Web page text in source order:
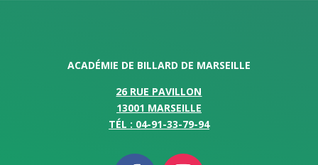
ACADÉMIE DE BILLARD DE MARSEILLE
26 RUE PAVILLON
13001 MARSEILLE
TÉL : 04-91-33-79-94